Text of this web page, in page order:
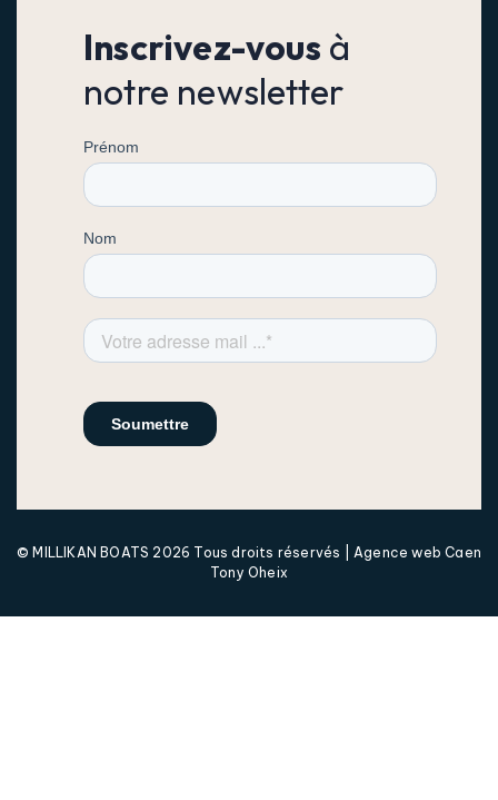
Inscrivez-vous à
notre newsletter
© MILLIKAN BOATS 2026 Tous droits réservés | Agence web Caen
Tony Oheix